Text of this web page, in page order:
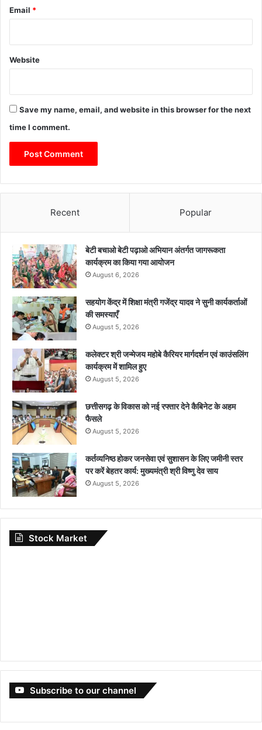
Email *
Website
Save my name, email, and website in this browser for the next
time I comment.
Recent Popular
बेटी बचाओ बेटी पढ़ाओ अभियान अंतर्गत जागरूकता
कार्यक्रम का किया गया आयोजन
August 6, 2026
सहयोग केंद्र में शिक्षा मंत्री गजेंद्र यादव ने सुनी कार्यकर्ताओं
की समस्याएँ
August 5, 2026
कलेक्टर श्री जन्मेजय महोबे कैरियर मार्गदर्शन एवं काउंसलिंग
कार्यक्रम में शामिल हुए
August 5, 2026
छत्तीसगढ़ के विकास को नई रफ्तार देने कैबिनेट के अहम
फैसले
August 5, 2026
कर्तव्यनिष्ठ होकर जनसेवा एवं सुशासन के लिए जमीनी स्तर
पर करें बेहतर कार्य: मुख्यमंत्री श्री विष्णु देव साय
August 5, 2026
Stock Market
Subscribe to our channel